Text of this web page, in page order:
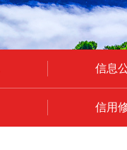
信息
信用